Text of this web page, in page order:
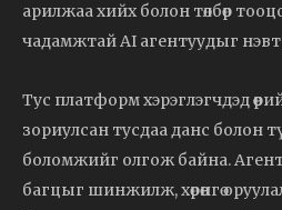
арилжаа хийх болон төлбөр
чадамжтай AI агентуудыг
Тус платформ хэрэглэгчдэд
зориулсан тусдаа данс болон
боломжийг олгож байна.
багцыг шинжилж, хөрөнгө